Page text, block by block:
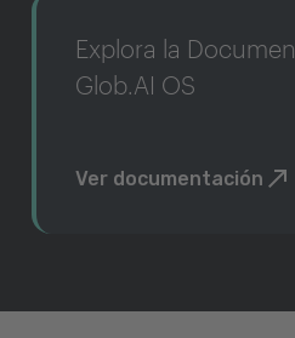
Explora la
Glob.AI OS
Ver documentación